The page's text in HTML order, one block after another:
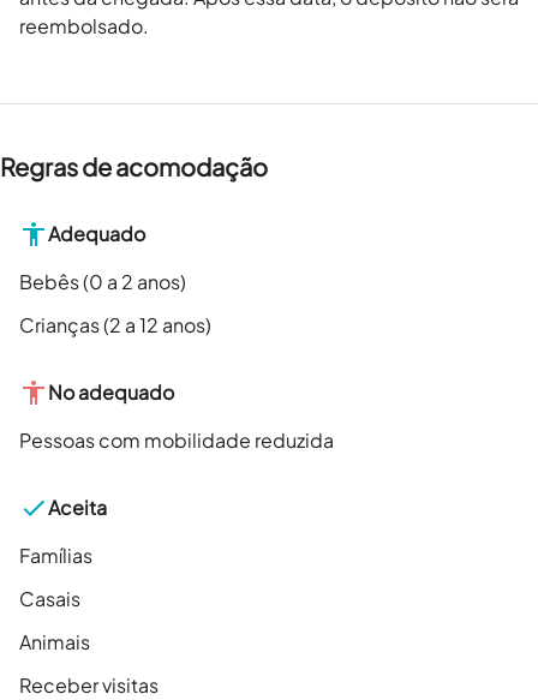
reembolsado.
Regras de acomodação
Adequado
Bebês (0 a 2 anos)
Crianças (2 a 12 anos)
No adequado
Pessoas com mobilidade reduzida
Aceita
Famílias
Casais
Animais
Receber visitas